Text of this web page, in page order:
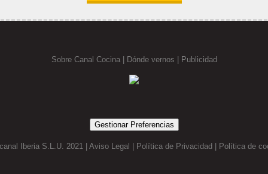
Sobre Canal Cocina| Dónde vernos | Publicidad
Gestionar Preferencias
Iberia S.L.U. 2021 | Aviso Legal Política de Privacidad Política de